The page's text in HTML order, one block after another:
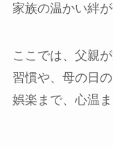
家族の温かい絆
ここでは、父親
習慣や、母の日
娯楽まで、心温